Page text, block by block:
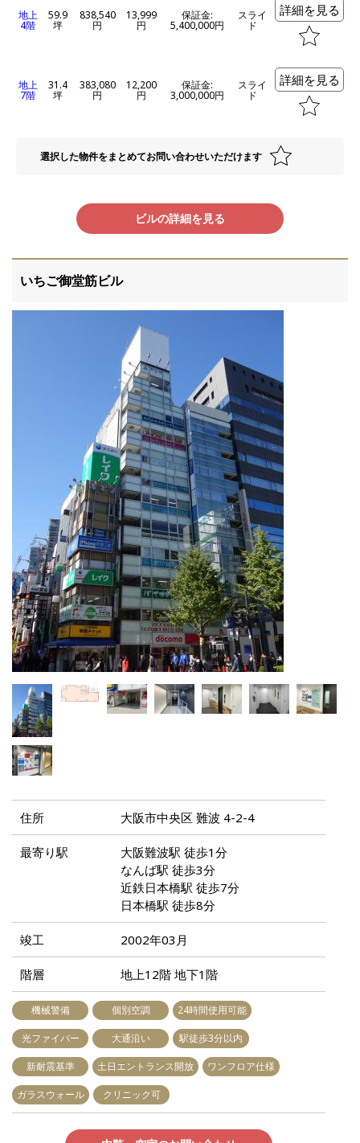
地上
4階
59.9
坪
838,540
円
13,999
円
保証金:
5,400,000円
スライ
ド
詳細を見る
地上
7階
31.4
坪
383,080
円
12,200
円
保証金:
3,000,000円
スライ
ド
詳細を見る
選択した物件をまとめてお問い合わせいただけます
ビルの詳細を見る
いちご御堂筋ビル
住所 大阪市中央区 難波 4-2-4
最寄り駅
大阪難波駅 徒歩1分
なんば駅 徒歩3分
近鉄日本橋駅 徒歩7分
日本橋駅 徒歩8分
竣工 2002年03月
階層 地上12階 地下1階
機械警備 個別空調 24時間使用可能
光ファイバー 大通沿い 駅徒歩3分以内
新耐震基準 土日エントランス開放 ワンフロア仕様
ガラスウォール クリニック可